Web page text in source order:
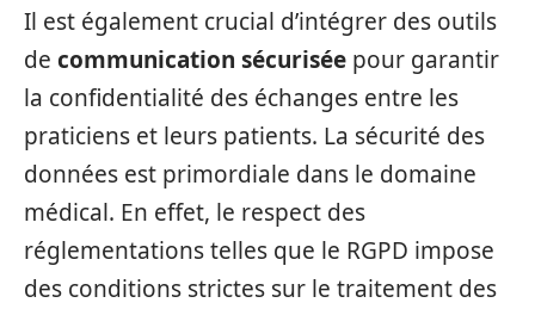
Il est également crucial d’intégrer des outils
de communication sécurisée pour garantir
la confidentialité des échanges entre les
praticiens et leurs patients. La sécurité des
données est primordiale dans le domaine
médical. En effet, le respect des
réglementations telles que le RGPD impose
des conditions strictes sur le traitement des